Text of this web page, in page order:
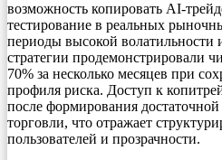
возможность копировать AI-
тестирование в реальных
периоды высокой
стратегии продемонстрировали
70% за несколько месяцев при
профиля риска. Доступ к
после формирования
торговли, что отражает
пользователей и прозрачности.